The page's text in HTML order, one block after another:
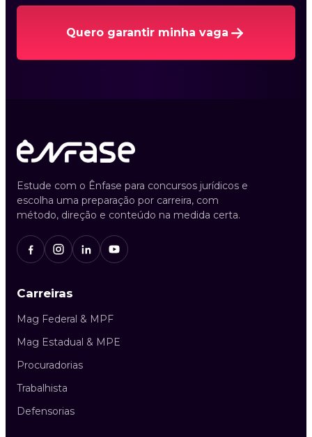
Quero garantir minha vaga
Estude com o Ênfase para concursos jurídicos e
escolha uma preparação por carreira, com
método, direção e conteúdo na medida certa.
Carreiras
Mag Federal & MPF
Mag Estadual & MPE
Procuradorias
Trabalhista
Defensorias